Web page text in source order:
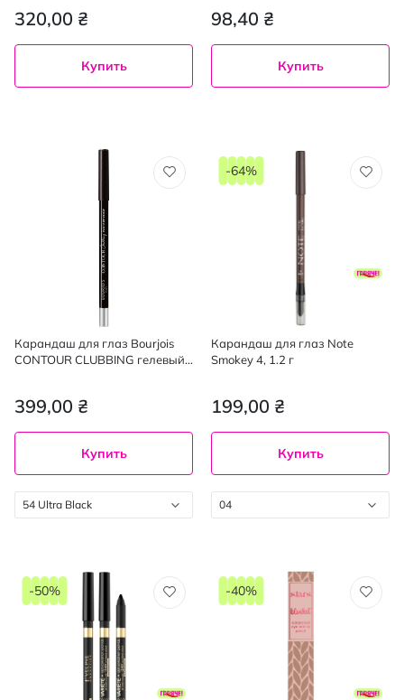
320,00 ₴
Купить
98,40 ₴
Купить
Карандаш для глаз Bourjois
CONTOUR CLUBBING гелевый
399,00 ₴
Купить
54 Ultra Black
Карандаш для глаз Note
Smokey 4, 1.2 г
199,00 ₴
-64%
Купить
04
-50% -40%